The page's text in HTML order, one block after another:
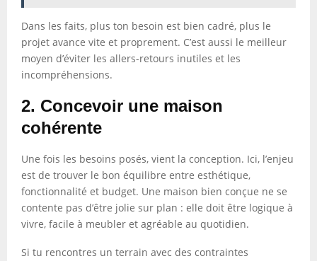
Dans les faits, plus ton besoin est bien cadré, plus le
projet avance vite et proprement. C’est aussi le meilleur
moyen d’éviter les allers-retours inutiles et les
incompréhensions.
2. Concevoir une maison
cohérente
Une fois les besoins posés, vient la conception. Ici, l’enjeu
est de trouver le bon équilibre entre esthétique,
fonctionnalité et budget. Une maison bien conçue ne se
contente pas d’être jolie sur plan : elle doit être logique à
vivre, facile à meubler et agréable au quotidien.
Si tu rencontres un terrain avec des contraintes